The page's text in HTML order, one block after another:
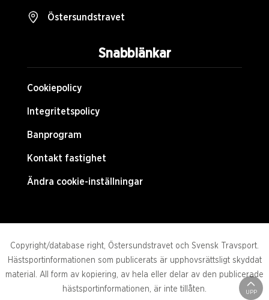
Snabblänkar
Cookiepolicy
Integritetspolicy
Banprogram
Kontakt fastighet
Ändra cookie-inställningar
Östersundstravet
UPP
Copyright/database right, Östersundstravet och Svensk Travsport.
Hästsportinformationen som publicerats är upphovsrättsligt skyddat
material. All form av kopiering, av hela eller delar av den publicerade
hästsportinformationen, är inte tillåten.